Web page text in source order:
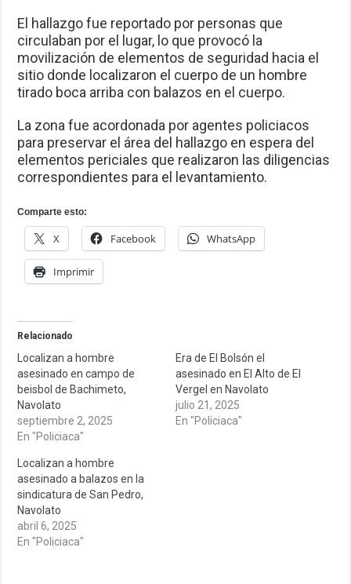
El hallazgo fue reportado por personas que
circulaban por el lugar, lo que provocó la
movilización de elementos de seguridad hacia el
sitio donde localizaron el cuerpo de un hombre
tirado boca arriba con balazos en el cuerpo.
La zona fue acordonada por agentes policiacos
para preservar el área del hallazgo en espera del
elementos periciales que realizaron las diligencias
correspondientes para el levantamiento.
Comparte esto:
X Facebook WhatsApp
Imprimir
Relacionado
Localizan a hombre
asesinado en campo de
beisbol de Bachimeto,
Navolato
septiembre 2, 2025
En "Policiaca"
Era de El Bolsón el
asesinado en El Alto de El
Vergel en Navolato
julio 21, 2025
En "Policiaca"
Localizan a hombre
asesinado a balazos en la
sindicatura de San Pedro,
Navolato
abril 6, 2025
En "Policiaca"